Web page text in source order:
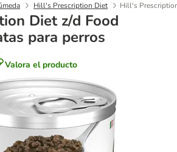
Hill's Prescription Diet Hill's
Diet z/d Food
para perros
Valora el producto